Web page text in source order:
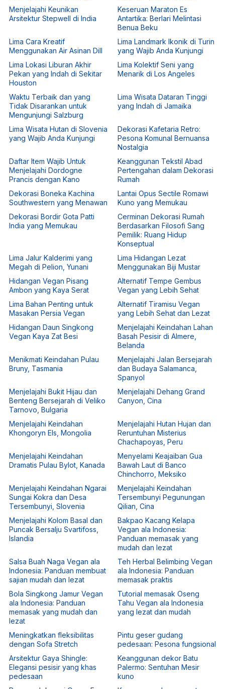
Menjelajahi Keunikan
Arsitektur Stepwell di India
Keseruan Maraton Es
Antartika: Berlari Melintasi
Benua Beku
Lima Cara Kreatif
Menggunakan Air Asinan Dill
Lima Landmark Ikonik di Turin
yang Wajib Anda Kunjungi
Lima Lokasi Liburan Akhir
Pekan yang Indah di Sekitar
Houston
Lima Kolektif Seni yang
Menarik di Los Angeles
Waktu Terbaik dan yang
Tidak Disarankan untuk
Mengunjungi Salzburg
Lima Wisata Dataran Tinggi
yang Indah di Jamaika
Lima Wisata Hutan di Slovenia
yang Wajib Anda Kunjungi
Dekorasi Kafetaria Retro:
Pesona Komunal Bernuansa
Nostalgia
Daftar Item Wajib Untuk
Menjelajahi Dordogne
Prancis dengan Kano
Keanggunan Tekstil Abad
Pertengahan dalam Dekorasi
Rumah
Dekorasi Boneka Kachina
Southwestern yang Menawan
Lantai Opus Sectile Romawi
Kuno yang Memukau
Dekorasi Bordir Gota Patti
India yang Memukau
Cerminan Dekorasi Rumah
Berdasarkan Filosofi Sang
Pemilik: Ruang Hidup
Konseptual
Lima Jalur Kalderimi yang
Megah di Pelion, Yunani
Lima Hidangan Lezat
Menggunakan Biji Mustar
Hidangan Vegan Pisang
Ambon yang Kaya Serat
Alternatif Tempe Gembus
Vegan yang Lebih Sehat
Lima Bahan Penting untuk
Masakan Persia Vegan
Alternatif Tiramisu Vegan
yang Lebih Sehat dan Lezat
Hidangan Daun Singkong
Vegan Kaya Zat Besi
Menjelajahi Keindahan Lahan
Basah Pesisir di Almere,
Belanda
Menikmati Keindahan Pulau
Bruny, Tasmania
Menjelajahi Jalan Bersejarah
dan Budaya Salamanca,
Spanyol
Menjelajahi Bukit Hijau dan
Benteng Bersejarah di Veliko
Tarnovo, Bulgaria
Menjelajahi Dehang Grand
Canyon, Cina
Menjelajahi Keindahan
Khongoryn Els, Mongolia
Menjelajahi Hutan Hujan dan
Reruntuhan Misterius
Chachapoyas, Peru
Menjelajahi Keindahan
Dramatis Pulau Bylot, Kanada
Menyelami Keajaiban Gua
Bawah Laut di Banco
Chinchorro, Meksiko
Menjelajahi Keindahan Ngarai
Sungai Kokra dan Desa
Tersembunyi, Slovenia
Menjelajahi Keindahan
Tersembunyi Pegunungan
Qilian, Cina
Menjelajahi Kolom Basal dan
Puncak Bersalju Svartifoss,
Islandia
Bakpao Kacang Kelapa
Vegan ala Indonesia:
Panduan memasak yang
mudah dan lezat
Salsa Buah Naga Vegan ala
Indonesia: Panduan membuat
sajian mudah dan lezat
Teh Herbal Belimbing Vegan
ala Indonesia: Panduan
memasak praktis
Bola Singkong Jamur Vegan
ala Indonesia: Panduan
memasak yang mudah dan
lezat
Tutorial memasak Oseng
Tahu Vegan ala Indonesia
yang lezat dan mudah
Meningkatkan fleksibilitas
dengan Sofa Stretch
Pintu geser gudang
pedesaan: Pesona fungsional
Arsitektur Gaya Shingle:
Elegansi pesisir yang khas
pedesaan
Keanggunan dekor Batu
Palermo: Sentuhan Mesir
kuno